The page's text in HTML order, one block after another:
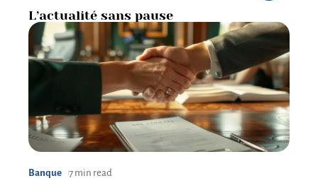
L’actualité sans pause
Banque 7 min read